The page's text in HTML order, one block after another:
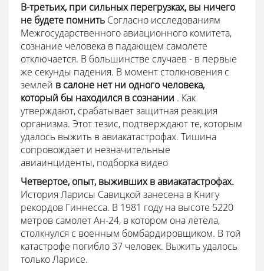
В-третьих, при сильных перегрузках, вы ничего
не будете помнить Согласно исследованиям
Межгосударственного авиационного комитета,
сознание человека в падающем самолете
отключается. В большинстве случаев - в первые
же секунды падения. В момент столкновения с
землей в салоне нет ни одного человека,
который бы находился в сознании . Как
утверждают, срабатывает защитная реакция
организма. Этот тезис, подтверждают те, которым
удалось выжить в авиакатастрофах. Тишина
сопровождает и незначительные
авиаинциденты, подборка видео
Четвертое, опыт, выживших в авиакатастрофах.
История Ларисы Савицкой занесена в Книгу
рекордов Гиннесса. В 1981 году на высоте 5220
метров самолет Ан-24, в котором она летела,
столкнулся с военным бомбардировщиком. В той
катастрофе погибло 37 человек. Выжить удалось
только Ларисе.